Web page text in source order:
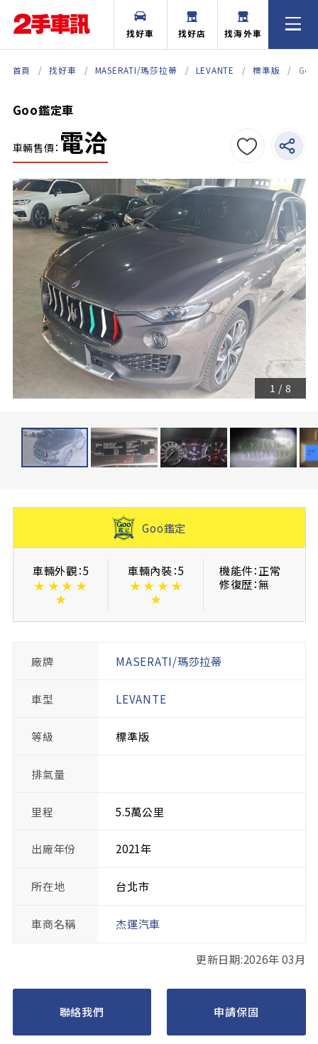
找好車 找好店 找海外車
首頁 找好車 MASERATI/瑪莎拉蒂 LEVANTE 標準版
Goo鑑定車
車輛售價： 電洽
1 / 8
Goo鑑定
車輛外觀：5
★ ★ ★ ★
★
車輛內裝：5
★ ★ ★ ★
★
機能件：正常
修復歴：無
廠牌 MASERATI/瑪莎拉蒂
車型 LEVANTE
等級 標準版
排氣量
里程 5.5萬公里
出廠年份 2021年
所在地 台北市
車商名稱 杰運汽車
更新日期:2026年 03月
聯絡我們 申請保固